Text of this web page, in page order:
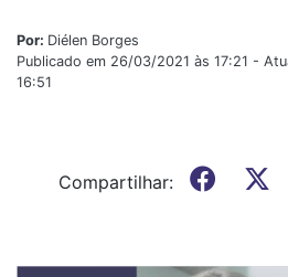
Por: Diélen Borges
Publicado em 26/03/2021 às 17:21 -
16:51
Compartilhar: